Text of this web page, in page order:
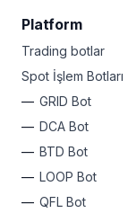
Platform
Trading botlar
Spot İşlem Botları
GRID Bot
DCA Bot
BTD Bot
LOOP Bot
QFL Bot